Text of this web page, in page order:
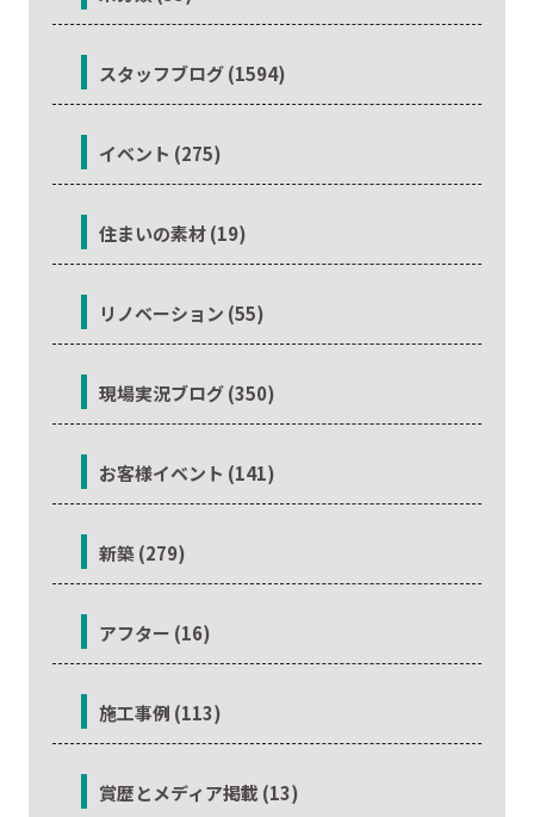
スタッフブログ (1594)
イベント (275)
住まいの素材 (19)
リノベーション (55)
現場実況ブログ (350)
お客様イベント (141)
新築 (279)
アフター (16)
施工事例 (113)
賞歴とメディア掲載 (13)